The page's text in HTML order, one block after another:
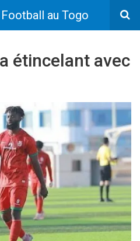
Football au Togo
étincelant avec